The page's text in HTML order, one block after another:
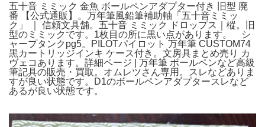
五十音 ミミック 金魚 ボールペンアダプター付き 旧型 廃
番 【公式通販】。万年筆風鉛筆補助軸「五十音ミミッ
ク」 ｜ 信頼文具舗。五十音 ミミック ドロップス｜樅。旧
型のミミックです。1枚目の所に黒い点があります。 シ
ャープタンクpg5。PILOTパイロット 万年筆 CUSTOM74
黒カートリッジインキ ケース付き。文房具まとめ売り カ
ヴェコあります。詳細ページ | 万年筆 ボールペンなど高級
筆記具の販売・買取。オムレツさん専用。スレなどありま
すが良い状態です。D1のボールペンアダプタースレなど
あるが良い状態です。